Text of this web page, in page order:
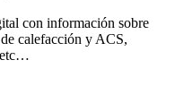
con información sobre
calefacción y ACS,
etc…